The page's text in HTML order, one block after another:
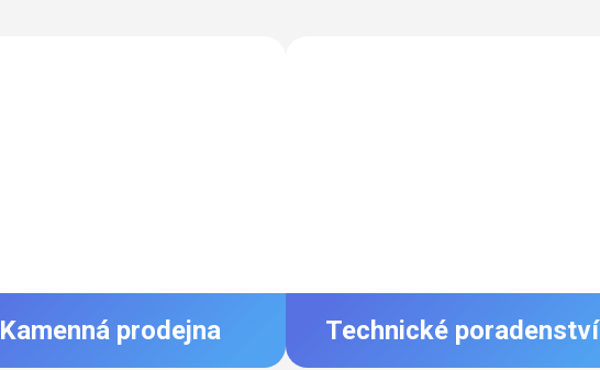
Kamenná prodejna Technické poradenství